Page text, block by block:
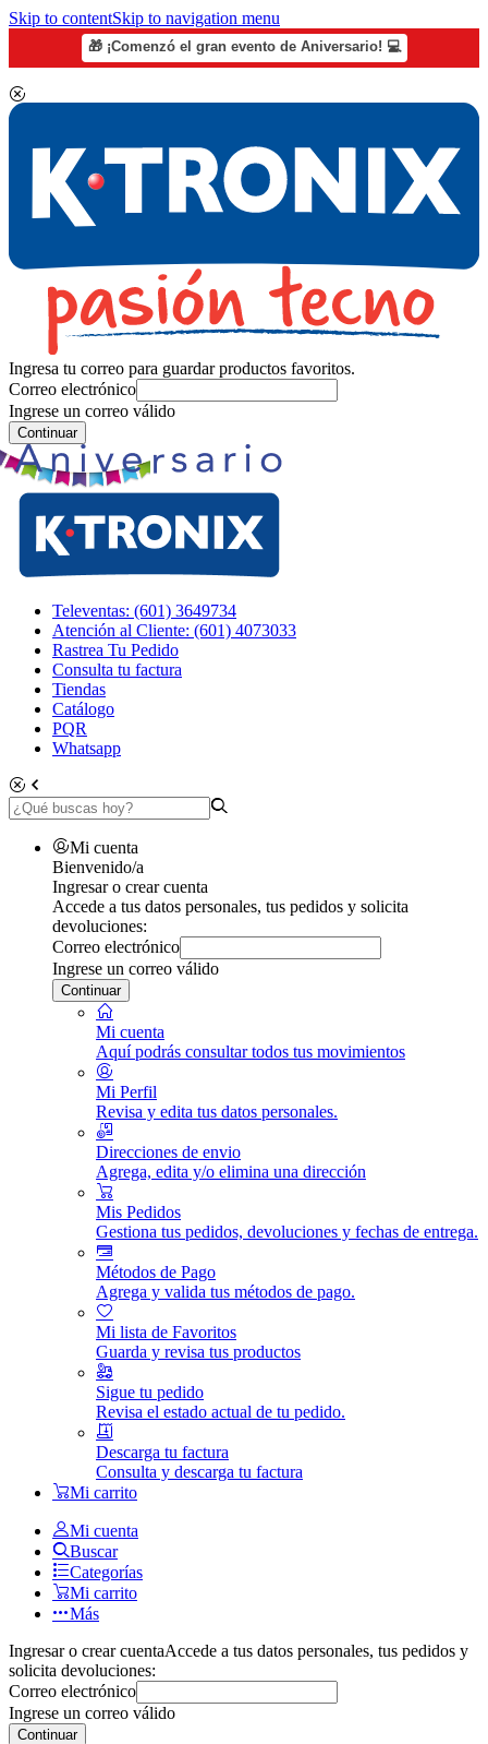
Skip to contentSkip to navigation menu
🎁 ¡Comenzó el gran evento de Aniversario! 💻
Ingresa tu correo para guardar productos favoritos.
Correo electrónico
Ingrese un correo válido
Continuar
Televentas: (601) 3649734
Atención al Cliente: (601) 4073033
Rastrea Tu Pedido
Consulta tu factura
Tiendas
Catálogo
PQR
Whatsapp
Mi cuenta
Bienvenido/a
Ingresar o crear cuenta
Accede a tus datos personales, tus pedidos y solicita
devoluciones:
Correo electrónico
Ingrese un correo válido
Continuar
Mi cuenta
Aquí podrás consultar todos tus movimientos
Mi Perfil
Revisa y edita tus datos personales.
Direcciones de envio
Agrega, edita y/o elimina una dirección
Mis Pedidos
Gestiona tus pedidos, devoluciones y fechas de entrega.
Métodos de Pago
Agrega y valida tus métodos de pago.
Mi lista de Favoritos
Guarda y revisa tus productos
Sigue tu pedido
Revisa el estado actual de tu pedido.
Descarga tu factura
Consulta y descarga tu factura
Mi carrito
Mi cuenta
Buscar
Categorías
Mi carrito
Más
Ingresar o crear cuentaAccede a tus datos personales, tus pedidos y
solicita devoluciones:
Correo electrónico
Ingrese un correo válido
Continuar